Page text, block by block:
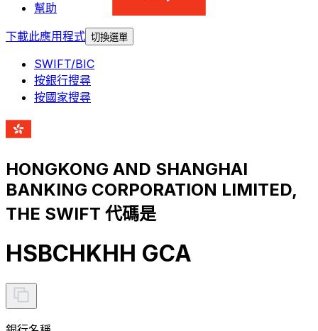
幫助
下載此應用程式 切換選單
SWIFT/BIC
按銀行搜尋
按國家搜尋
HONGKONG AND SHANGHAI
BANKING CORPORATION LIMITED,
THE SWIFT 代碼是
HSBCHKHH GCA